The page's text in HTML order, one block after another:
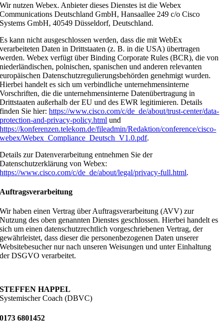
Wir nutzen Webex. Anbieter dieses Dienstes ist die Webex
Communications Deutschland GmbH, Hansaallee 249 c/o Cisco
Systems GmbH, 40549 Düsseldorf, Deutschland.
Es kann nicht ausgeschlossen werden, dass die mit WebEx
verarbeiteten Daten in Drittstaaten (z. B. in die USA) übertragen
werden. Webex verfügt über Binding Corporate Rules (BCR), die von
niederländischen, polnischen, spanischen und anderen relevanten
europäischen Datenschutzregulierungsbehörden genehmigt wurden.
Hierbei handelt es sich um verbindliche unternehmensinterne
Vorschriften, die die unternehmensinterne Datenübertragung in
Drittstaaten außerhalb der EU und des EWR legitimieren. Details
finden Sie hier:https://www.cisco.com/c/de_de/about/trust-center/data-
protection-and-privacy-policy.html und
https://konferenzen.telekom.de/fileadmin/Redaktion/conference/cisco-
webex/Webex_Compliance_Deutsch_V1.0.pdf.
Details zur Datenverarbeitung entnehmen Sie der
Datenschutzerklärung von Webex:
https://www.cisco.com/c/de_de/about/legal/privacy-full.html.
Auftragsverarbeitung
Wir haben einen Vertrag über Auftragsverarbeitung (AVV) zur
Nutzung des oben genannten Dienstes geschlossen. Hierbei handelt es
sich um einen datenschutzrechtlich vorgeschriebenen Vertrag, der
gewährleistet, dass dieser die personenbezogenen Daten unserer
Websitebesucher nur nach unseren Weisungen und unter Einhaltung
der DSGVO verarbeitet.
STEFFEN HAPPEL
Systemischer Coach (DBVC)
0173 6801452